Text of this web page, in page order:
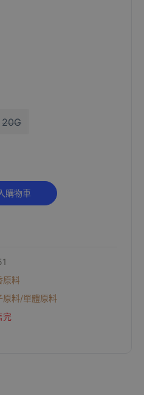
20G
購物車
原料
原料/單體原料
完